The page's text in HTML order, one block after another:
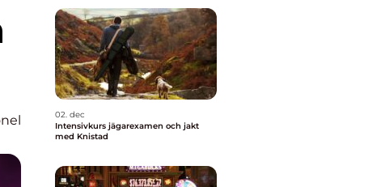
02. dec
Intensivkurs jägarexamen och jakt
med Knistad